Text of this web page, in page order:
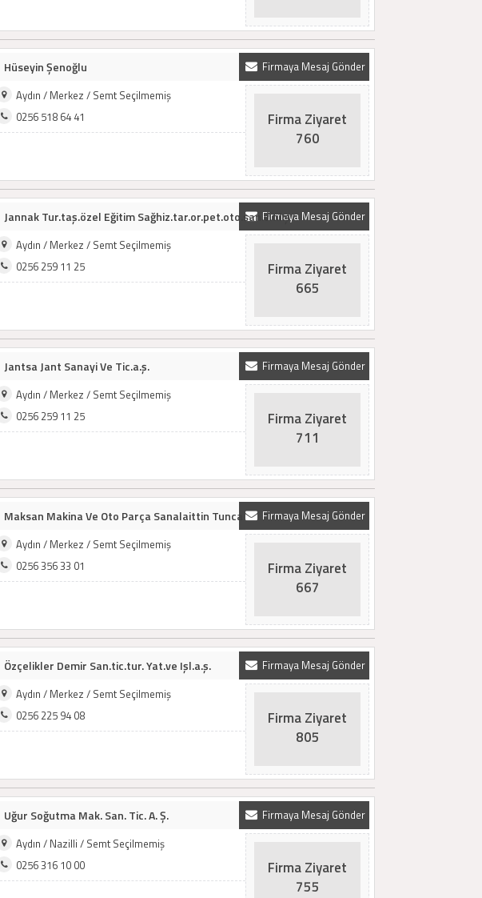
Firmaya Mesaj Gönder
Hüseyin Şenoğlu
Aydın / Merkez / Semt Seçilmemiş
0256 518 64 41
Firma Ziyaret
760
Firmaya Mesaj Gönder
Jannak Tur.taş.özel Eğitim Sağhiz.tar.or.pet.oto.san.v.t.l.ş
Aydın / Merkez / Semt Seçilmemiş
0256 259 11 25
Firma Ziyaret
665
Firmaya Mesaj Gönder
Jantsa Jant Sanayi Ve Tic.a.ş.
Aydın / Merkez / Semt Seçilmemiş
0256 259 11 25
Firma Ziyaret
711
Firmaya Mesaj Gönder
Maksan Makina Ve Oto Parça Sanalaittin Tunca
Aydın / Merkez / Semt Seçilmemiş
0256 356 33 01
Firma Ziyaret
667
Firmaya Mesaj Gönder
Özçelikler Demir San.tic.tur. Yat.ve Işl.a.ş.
Aydın / Merkez / Semt Seçilmemiş
0256 225 94 08
Firma Ziyaret
805
Firmaya Mesaj Gönder
Uğur Soğutma Mak. San. Tic. A. Ş.
Aydın / Nazilli / Semt Seçilmemiş
0256 316 10 00
Firma Ziyaret
755